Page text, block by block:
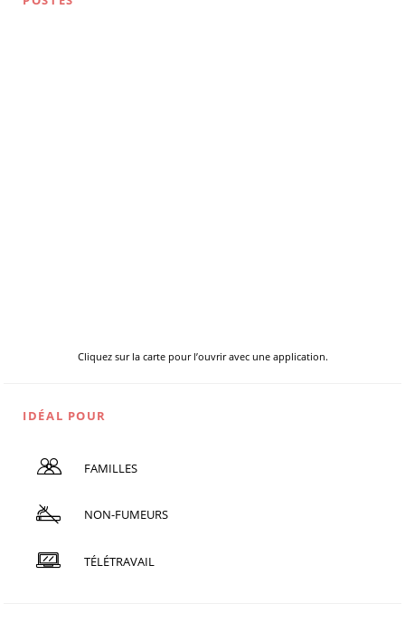
Cliquez sur la carte pour l’ouvrir avec une application.
IDÉAL POUR
FAMILLES
NON-FUMEURS
TÉLÉTRAVAIL